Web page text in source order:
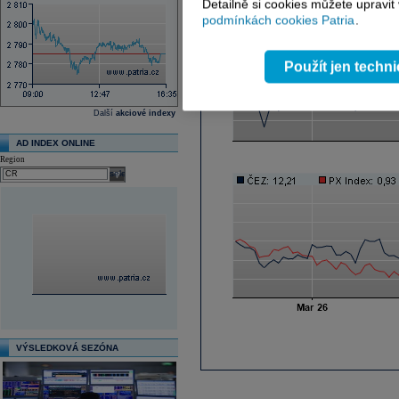
Další akciové indexy
AD INDEX ONLINE
Region
select
VÝSLEDKOVÁ SEZÓNA
Detailně si cookies můžete
podmínkách cookies Patria.
Použít jen